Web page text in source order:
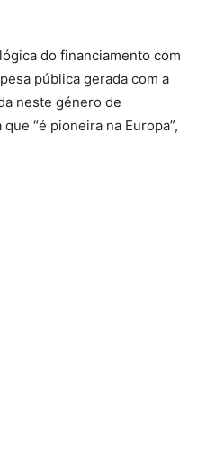
do financiamento com
pública gerada com a
neste género de
“é pioneira na Europa”,